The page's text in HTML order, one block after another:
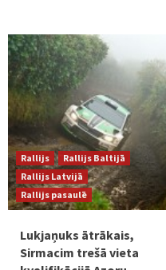
Rallijs
Rallijs Baltijā
Rallijs Latvijā
Rallijs pasaulē
Lukjaņuks ātrākais,
Sirmacim trešā vieta